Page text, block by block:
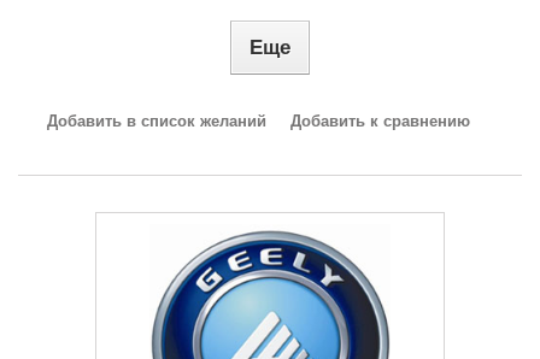
Еще
Добавить в список желаний Добавить к сравнению